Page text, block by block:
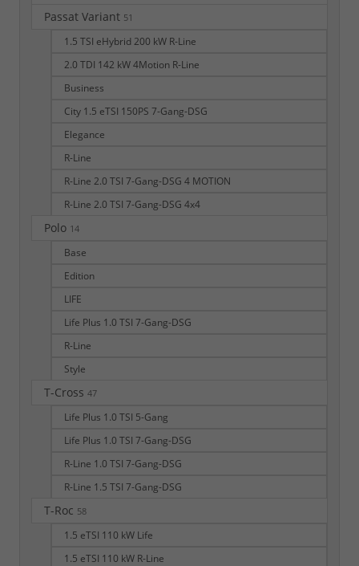
Passat Variant 51
1.5 TSI eHybrid 200 kW R-Line
2.0 TDI 142 kW 4Motion R-Line
Business
City 1.5 eTSI 150PS 7-Gang-DSG
Elegance
R-Line
R-Line 2.0 TSI 7-Gang-DSG 4 MOTION
R-Line 2.0 TSI 7-Gang-DSG 4x4
Polo 14
Base
Edition
LIFE
Life Plus 1.0 TSI 7-Gang-DSG
R-Line
Style
T-Cross 47
Life Plus 1.0 TSI 5-Gang
Life Plus 1.0 TSI 7-Gang-DSG
R-Line 1.0 TSI 7-Gang-DSG
R-Line 1.5 TSI 7-Gang-DSG
T-Roc 58
1.5 eTSI 110 kW Life
1.5 eTSI 110 kW R-Line